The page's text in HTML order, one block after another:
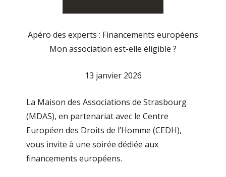
Apéro des experts : Financements européens
Mon association est-elle éligible ?
13 janvier 2026
La Maison des Associations de Strasbourg
(MDAS), en partenariat avec le Centre
Européen des Droits de l’Homme (CEDH),
vous invite à une soirée dédiée aux
financements européens.